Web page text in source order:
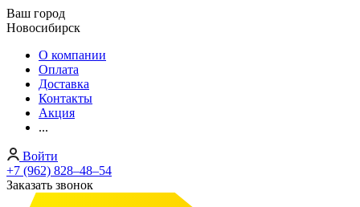
Ваш город
Новосибирск
О компании
Оплата
Доставка
Контакты
Акция
...
Войти
+7 (962) 828‒48‒54
Заказать звонок